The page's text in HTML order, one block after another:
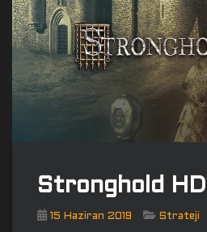
Stronghold HD
15 Haziran 2019 Strateji